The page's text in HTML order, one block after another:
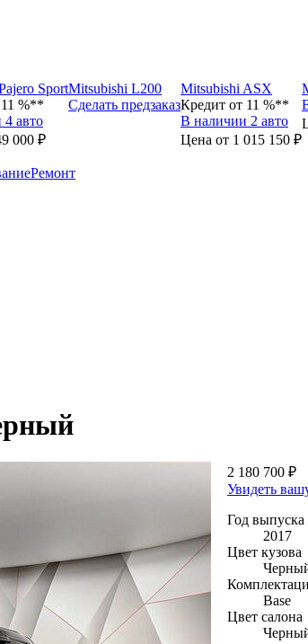
Sport
%**
авто
000 ₽
Mitsubishi L200
Сделать предзаказ
Mitsubishi ASX
Кредит от 11 %**
В наличии 2 авто
Цена от 1 015 150 ₽
Ремонт
2 180 700 ₽
Увидеть
Год выпуска
2017
Цвет кузова
Base
Цвет салона